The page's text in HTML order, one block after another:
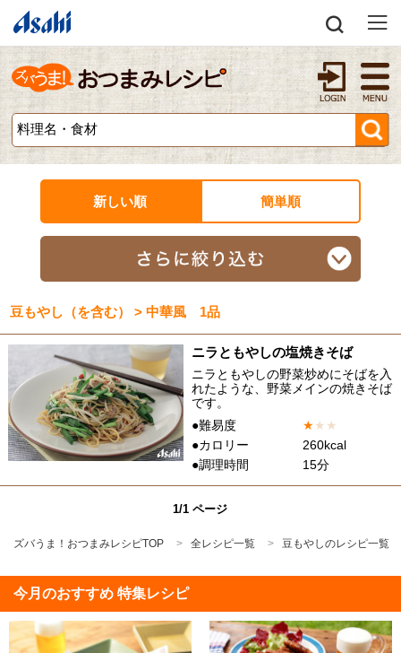
新しい順 簡単順
豆もやし（を含む） > 中華風 1品
ニラともやしの塩焼きそば
ニラともやしの野菜炒めにそばを入
れたような、野菜メインの焼きそば
です。
●難易度
★★ ★
●カロリー
260kcal
●調理時間
15分
1/1 ページ
ズバうま！おつまみレシピTOP 全レシピ一覧 豆もやしのレシピ一覧
今月のおすすめ 特集レシピ